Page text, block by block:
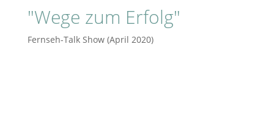
"Wege zum Erfolg"
Fernseh-Talk Show (April 2020)